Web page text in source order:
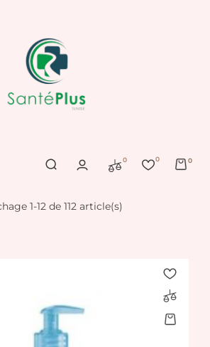
0 0 0
1-12 de 112 article(s)